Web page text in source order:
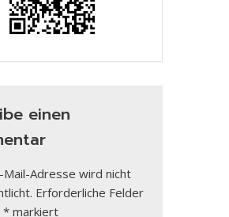
einen
Mail-Adresse wird nicht
Erforderliche Felder
* markiert